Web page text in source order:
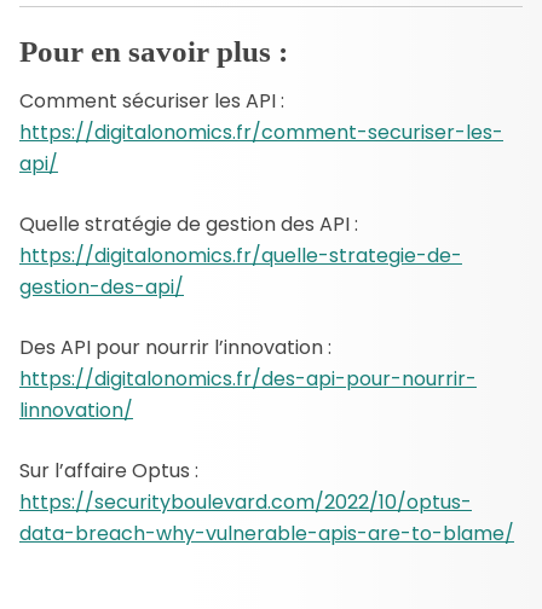
Pour en savoir plus :
Comment sécuriser les API :
https://digitalonomics.fr/comment-securiser-les-
api/
Quelle stratégie de gestion des API :
https://digitalonomics.fr/quelle-strategie-de-
gestion-des-api/
Des API pour nourrir l’innovation :
https://digitalonomics.fr/des-api-pour-nourrir-
linnovation/
Sur l’affaire Optus :
https://securityboulevard.com/2022/10/optus-
data-breach-why-vulnerable-apis-are-to-blame/